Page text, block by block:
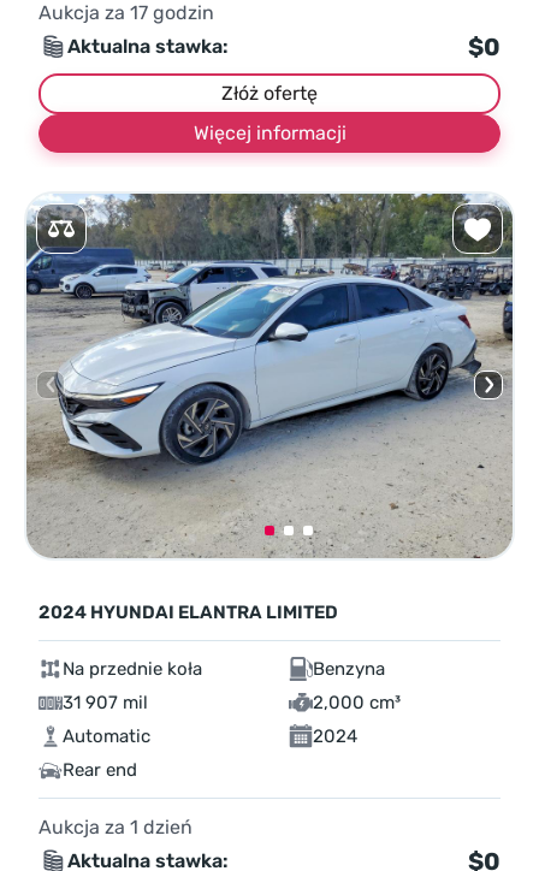
Aukcja za 17 godzin
Aktualna stawka:
$0
Złóż ofertę
Więcej informacji
2024 HYUNDAI ELANTRA LIMITED
Na przednie koła
Benzyna
31 907 mil
2,000 cm³
Automatic
2024
Rear end
Aukcja za 1 dzień
Aktualna stawka:
$0